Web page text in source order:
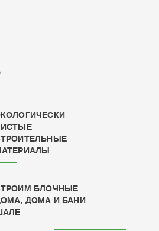
БЛОЧНЫЕ
ДОМА И БАНИ